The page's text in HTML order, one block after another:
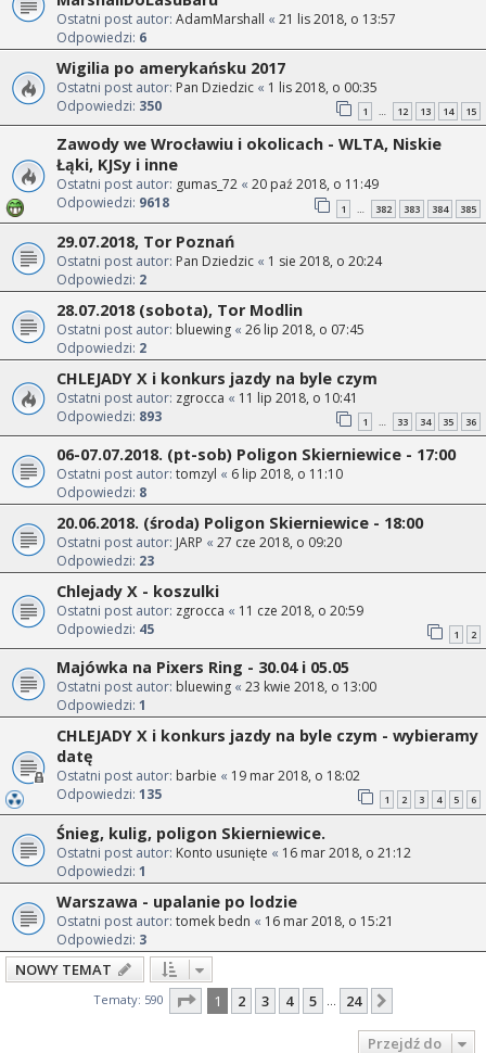
Ostatni post autor: AdamMarshall « 21 lis 2018, o 13:57
Odpowiedzi: 6
Wigilia po amerykańsku 2017
Ostatni post autor: Pan Dziedzic « 1 lis 2018, o 00:35
Odpowiedzi: 350 1 … 12 13 14 15
Zawody we Wrocławiu i okolicach - WLTA, Niskie
Łąki, KJSy i inne
Ostatni post autor: gumas_72 « 20 paź 2018, o 11:49
Odpowiedzi: 9618 1 … 382 383 384 385
29.07.2018, Tor Poznań
Ostatni post autor: Pan Dziedzic « 1 sie 2018, o 20:24
Odpowiedzi: 2
28.07.2018 (sobota), Tor Modlin
Ostatni post autor: bluewing « 26 lip 2018, o 07:45
Odpowiedzi: 2
CHLEJADY X i konkurs jazdy na byle czym
Ostatni post autor: zgrocca « 11 lip 2018, o 10:41
Odpowiedzi: 893 1 … 33 34 35 36
06-07.07.2018. (pt-sob) Poligon Skierniewice - 17:00
Ostatni post autor: tomzyl « 6 lip 2018, o 11:10
Odpowiedzi: 8
20.06.2018. (środa) Poligon Skierniewice - 18:00
Ostatni post autor: JARP « 27 cze 2018, o 09:20
Odpowiedzi: 23
Chlejady X - koszulki
Ostatni post autor: zgrocca « 11 cze 2018, o 20:59
Odpowiedzi: 45 1 2
Majówka na Pixers Ring - 30.04 i 05.05
Ostatni post autor: bluewing « 23 kwie 2018, o 13:00
Odpowiedzi: 1
CHLEJADY X i konkurs jazdy na byle czym - wybieramy
datę
Ostatni post autor: barbie « 19 mar 2018, o 18:02
Odpowiedzi: 135 1 2 3 4 5 6
Śnieg, kulig, poligon Skierniewice.
Ostatni post autor: Konto usunięte « 16 mar 2018, o 21:12
Odpowiedzi: 1
Warszawa - upalanie po lodzie
Ostatni post autor: tomek bedn « 16 mar 2018, o 15:21
Odpowiedzi: 3
NOWY TEMAT
Tematy: 590 Strona z24
1 2 3 4 5 … 24
Przejdź do